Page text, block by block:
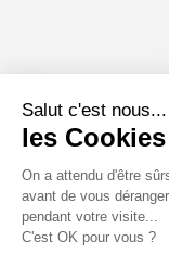
Salut c'est nous...
les
On a attendu d'être
avant de vous
pendant votre visite...
C'est OK pour vous ?